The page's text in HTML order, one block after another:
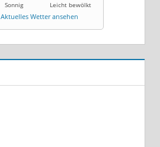
Sonnig
Leicht bewölkt
Aktuelles Wetter ansehen